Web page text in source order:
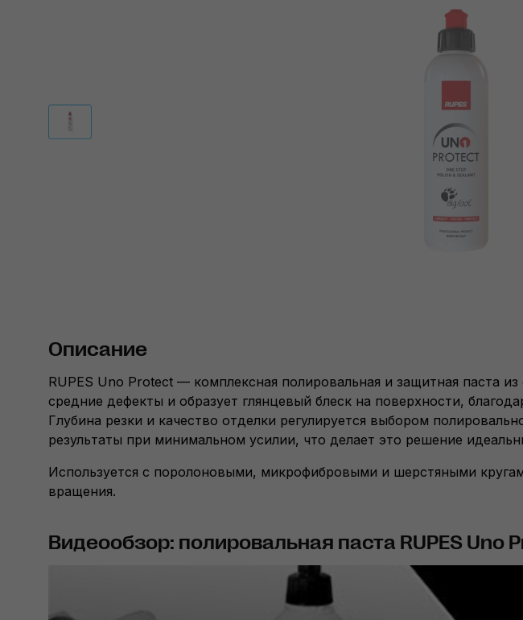
Описание
RUPES Uno Protect — комплексная полировальная и защитная паста
средние дефекты и образует глянцевый блеск на поверхности,
Глубина резки и качество отделки регулируется выбором
результаты при минимальном усилии, что делает это решение
Используется с поролоновыми, микрофибровыми и шерстяными
вращения.
Видеообзор: полировальная паста RUPES Uno